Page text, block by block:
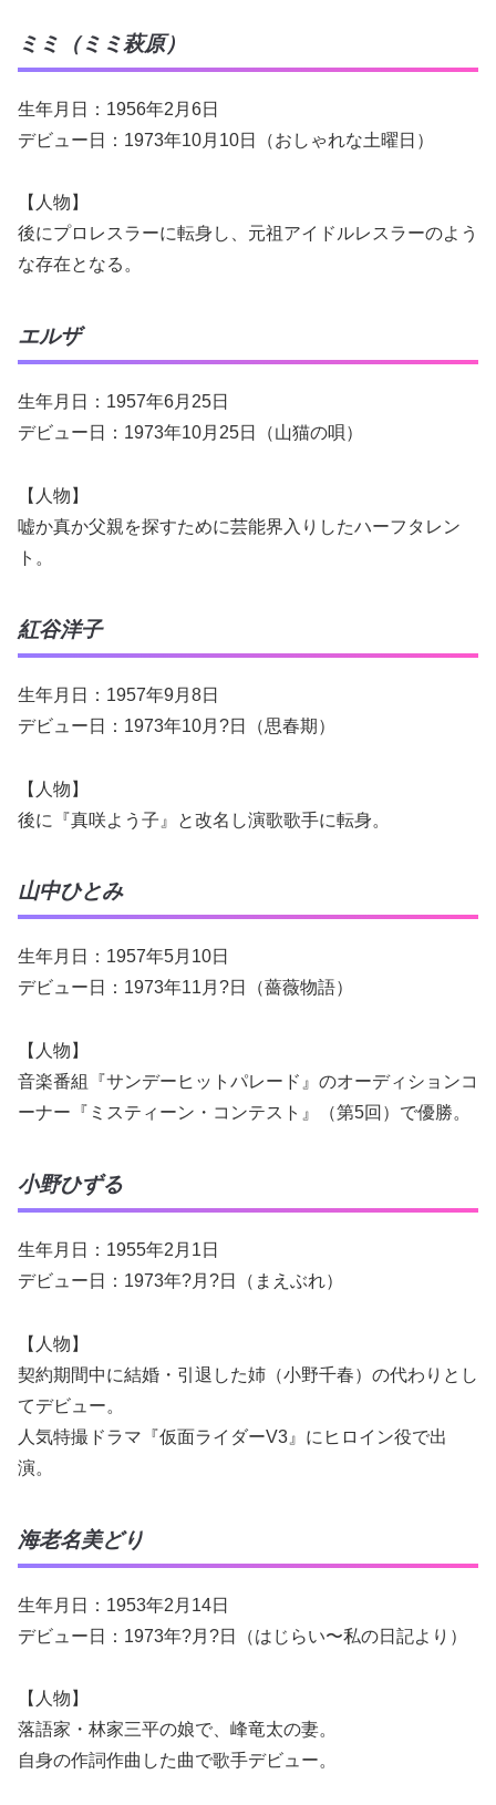
ミミ（ミミ萩原）
生年月日：1956年2月6日
デビュー日：1973年10月10日（おしゃれな土曜日）
【人物】
後にプロレスラーに転身し、元祖アイドルレスラーのよう
な存在となる。
エルザ
生年月日：1957年6月25日
デビュー日：1973年10月25日（山猫の唄）
【人物】
嘘か真か父親を探すために芸能界入りしたハーフタレン
ト。
紅谷洋子
生年月日：1957年9月8日
デビュー日：1973年10月?日（思春期）
【人物】
後に『真咲よう子』と改名し演歌歌手に転身。
山中ひとみ
生年月日：1957年5月10日
デビュー日：1973年11月?日（薔薇物語）
【人物】
音楽番組『サンデーヒットパレード』のオーディションコ
ーナー『ミスティーン・コンテスト』（第5回）で優勝。
小野ひずる
生年月日：1955年2月1日
デビュー日：1973年?月?日（まえぶれ）
【人物】
契約期間中に結婚・引退した姉（小野千春）の代わりとし
てデビュー。
人気特撮ドラマ『仮面ライダーV3』にヒロイン役で出
演。
海老名美どり
生年月日：1953年2月14日
デビュー日：1973年?月?日（はじらい〜私の日記より）
【人物】
落語家・林家三平の娘で、峰竜太の妻。
自身の作詞作曲した曲で歌手デビュー。